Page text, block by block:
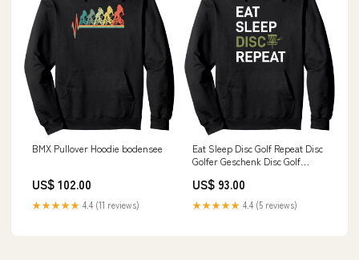
BMX Pullover Hoodie bodensee
US$ 102.00
★★★★★ 4.4 (11 reviews)
Eat Sleep Disc Golf Repeat Disc
Golfer Geschenk Disc Golf
US$ 93.00
★★★★★ 4.4 (5 reviews)